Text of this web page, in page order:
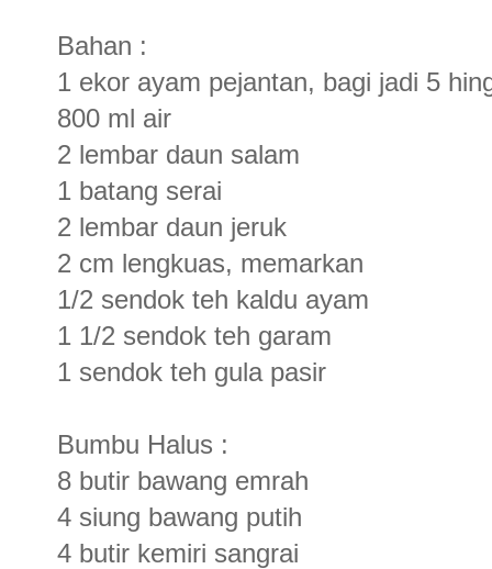
Bahan :
1 ekor ayam pejantan, bagi jadi 5
800 ml air
2 lembar daun salam
1 batang serai
2 lembar daun jeruk
2 cm lengkuas, memarkan
1/2 sendok teh kaldu ayam
1 1/2 sendok teh garam
1 sendok teh gula pasir
Bumbu Halus :
8 butir bawang emrah
4 siung bawang putih
4 butir kemiri sangrai